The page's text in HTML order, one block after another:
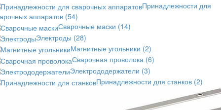
Принадлежности для
аппаратов (54)
Сварочные маски (14)
Электроды (28)
Магнитные угольники (2)
Сварочная проволока (6)
Электрододержатели (3)
Принадлежности для станков (2)